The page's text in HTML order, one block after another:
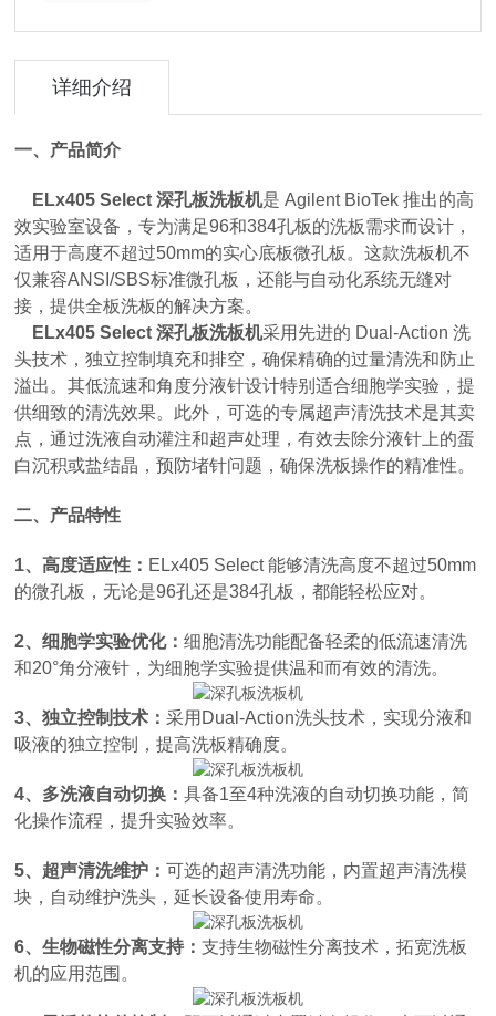
详细介绍
一、产品简介
ELx405 Select深孔板洗板机是 Agilent BioTek 推出的高
效实验室设备，专为满足96和384孔板的洗板需求而设计，
适用于高度不超过50mm的实心底板微孔板。这款洗板机不
仅兼容ANSI/SBS标准微孔板，还能与自动化系统无缝对
接，提供全板洗板的解决方案。
ELx405 Select深孔板洗板机采用先进的 Dual-Action 洗
头技术，独立控制填充和排空，确保精确的过量清洗和防止
溢出。其低流速和角度分液针设计特别适合细胞学实验，提
供细致的清洗效果。此外，可选的专属超声清洗技术是其卖
点，通过洗液自动灌注和超声处理，有效去除分液针上的蛋
白沉积或盐结晶，预防堵针问题，确保洗板操作的精准性。
二、产品特性
1、高度适应性： ELx405 Select 能够清洗高度不超过50mm
的微孔板，无论是96孔还是384孔板，都能轻松应对。
2、细胞学实验优化：细胞清洗功能配备轻柔的低流速清洗
和20°角分液针，为细胞学实验提供温和而有效的清洗。
3、独立控制技术：采用Dual-Action洗头技术，实现分液和
吸液的独立控制，提高洗板精确度。
4、多洗液自动切换：具备1至4种洗液的自动切换功能，简
化操作流程，提升实验效率。
5、超声清洗维护：可选的超声清洗功能，内置超声清洗模
块，自动维护洗头，延长设备使用寿命。
6、生物磁性分离支持：支持生物磁性分离技术，拓宽洗板
机的应用范围。